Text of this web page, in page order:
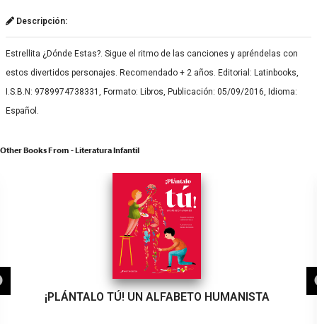
Descripción:
Estrellita ¿Dónde Estas?. Sigue el ritmo de las canciones y apréndelas con
estos divertidos personajes. Recomendado + 2 años. Editorial: Latinbooks,
I.S.B.N: 9789974738331, Formato: Libros, Publicación: 05/09/2016, Idioma:
Español.
Other Books From - Literatura Infantil
¡PLÁNTALO TÚ! UN ALFABETO HUMANISTA